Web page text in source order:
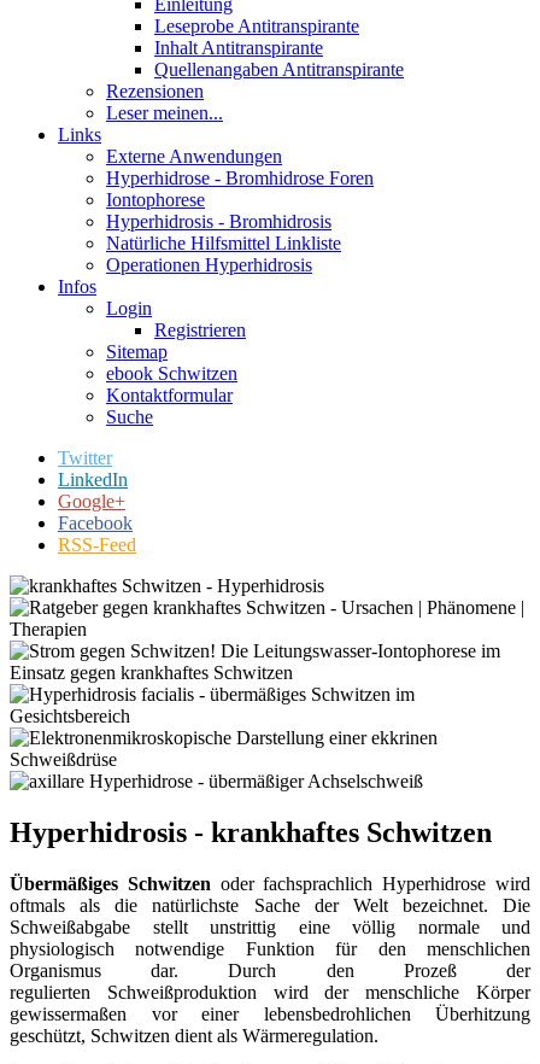
Leseprobe Antitranspirante
Inhalt Antitranspirante
Quellenangaben Antitranspirante
Rezensionen
Leser meinen...
Links
Externe Anwendungen
Hyperhidrose - Bromhidrose Foren
Iontophorese
Hyperhidrosis - Bromhidrosis
Natürliche Hilfsmittel Linkliste
Operationen Hyperhidrosis
Infos
Login
Registrieren
Sitemap
ebook Schwitzen
Kontaktformular
Suche
Twitter
LinkedIn
Google+
Facebook
RSS-Feed
Hyperhidrosis - krankhaftes Schwitzen
Übermäßiges Schwitzen oder fachsprachlich Hyperhidrose wird
oftmals als die natürlichste Sache der Welt bezeichnet. Die
Schweißabgabe stellt unstrittig eine völlig normale und
physiologisch notwendige Funktion für den menschlichen
Organismus dar. Durch den Prozeß der
regulierten Schweißproduktion wird der menschliche Körper
gewissermaßen vor einer lebensbedrohlichen Überhitzung
geschützt, Schwitzen dient als Wärmeregulation.